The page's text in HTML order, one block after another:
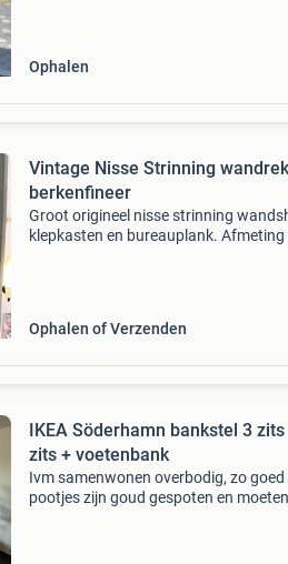
Ophalen
Vintage Nisse Strinning wandrek
berkenfineer
Groot origineel nisse strinning
klepkasten en bureauplank. Afmeting
Ophalen of Verzenden
IKEA Söderhamn bankstel 3 zits
zits + voetenbank
Ivm samenwonen overbodig, zo goed
pootjes zijn goud gespoten en